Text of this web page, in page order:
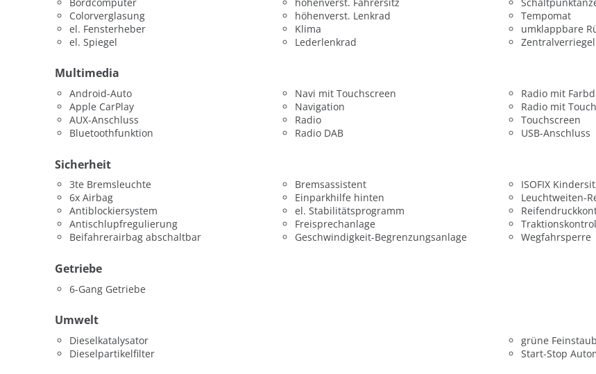
Colorverglasung
el. Fensterheber
el. Spiegel
höhenverst. Lenkrad
Klima
Lederlenkrad
Tempomat
umklappbare
Multimedia
Android-Auto
Apple CarPlay
AUX-Anschluss
Bluetoothfunktion
Navi mit Touchscreen
Navigation
Radio
Radio DAB
Radio mit
Radio mit
Touchscreen
USB-Anschluss
Sicherheit
3te Bremsleuchte
6x Airbag
Antiblockiersystem
Antischlupfregulierung
Beifahrerairbag abschaltbar
Bremsassistent
Einparkhilfe hinten
el. Stabilitätsprogramm
Freisprechanlage
Geschwindigkeit-Begrenzungsanlage
ISOFIX
Leuchtweiten-
Wegfahrsperre
Getriebe
6-Gang Getriebe
Umwelt
Dieselkatalysator
Dieselpartikelfilter
grüne
Start-Stop